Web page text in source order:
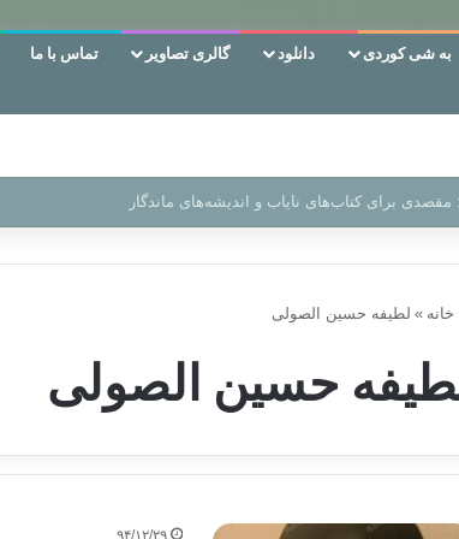
به شی کوردی دانلود گالری تصاویر تماس با ما
از راه خداست‌!
خانه » لطیفه حسین الصولی
حسین الصولی
۹۴/۱۲/۲۹